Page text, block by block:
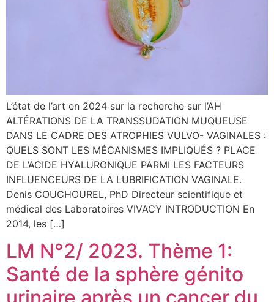
L’état de l’art en 2024 sur la recherche sur l’AH
ALTÉRATIONS DE LA TRANSSUDATION MUQUEUSE
DANS LE CADRE DES ATROPHIES VULVO- VAGINALES :
QUELS SONT LES MÉCANISMES IMPLIQUÉS ? PLACE
DE L’ACIDE HYALURONIQUE PARMI LES FACTEURS
INFLUENCEURS DE LA LUBRIFICATION VAGINALE.
Denis COUCHOUREL, PhD Directeur scientifique et
médical des Laboratoires VIVACY INTRODUCTION En
2014, les […]
LM N°2/ 2023. Thème 1:
Santé de la sphère génito